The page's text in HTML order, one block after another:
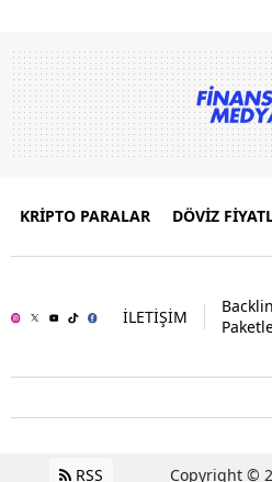
KRİPTO PARALAR DÖVİZ
İLETİŞİM
RSS Copyright ©